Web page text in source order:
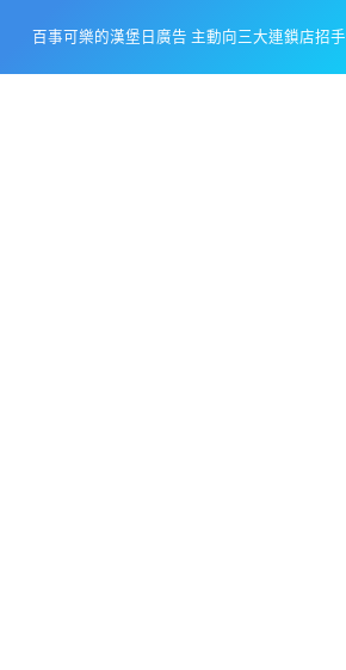
content
百事可樂的漢堡日廣告 主動向三大連鎖店招手